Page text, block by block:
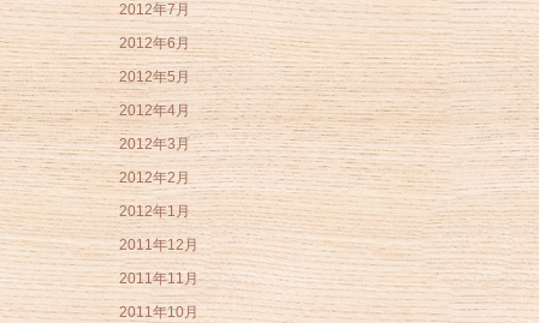
2012年7月
2012年6月
2012年5月
2012年4月
2012年3月
2012年2月
2012年1月
2011年12月
2011年11月
2011年10月